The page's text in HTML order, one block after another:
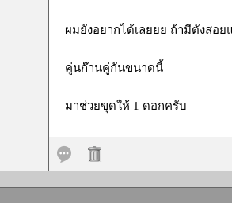
ผมยังอยากได้เลยยย ถ้ามีตังสอย
คู่นก๊านคู่กันขนาดนี้
มาช่วยขุดให้ 1 ดอกครับ